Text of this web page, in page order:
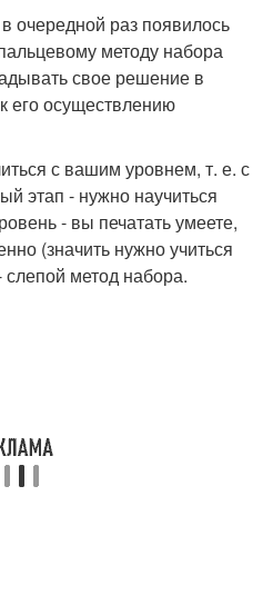
очередной раз появилось
методу набора
свое решение в
его осуществлению
с вашим уровнем, т. е. с
этап - нужно научиться
- вы печатать умеете,
(значить нужно учиться
слепой метод набора.